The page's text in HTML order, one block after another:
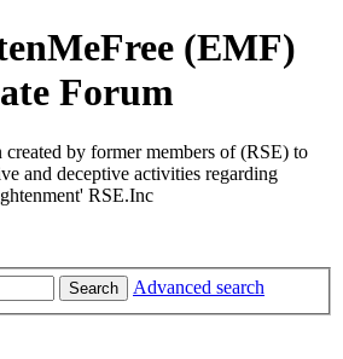
(EMF)
Forum
created by former members of (RSE) to
and deceptive activities regarding
RSE.Inc
Search Advanced search